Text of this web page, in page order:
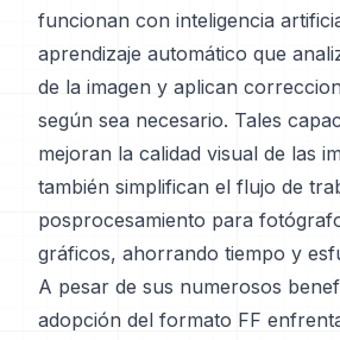
funcionan con inteligencia
aprendizaje automático que
de la imagen y aplican
según sea necesario. Tales
mejoran la calidad visual de las
también simplifican el flujo de
posprocesamiento para
gráficos, ahorrando tiempo y
A pesar de sus numerosos
adopción del formato FF